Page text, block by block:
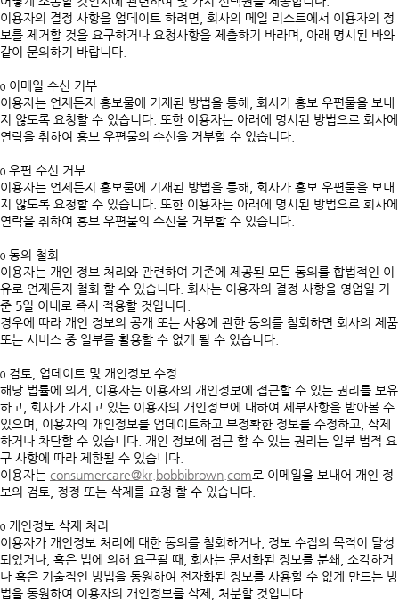
이용자의 결정 사항을 업데이트 하려면, 회사의 메일 리스트에서 이용자의 정
보를 제거할 것을 요구하거나 요청사항을 제출하기 바라며, 아래 명시된 바와
같이 문의하기 바랍니다.
ο 이메일 수신 거부
이용자는 언제든지 홍보물에 기재된 방법을 통해, 회사가 홍보 우편물을 보내
지 않도록 요청할 수 있습니다. 또한 이용자는 아래에 명시된 방법으로 회사에
연락을 취하여 홍보 우편물의 수신을 거부할 수 있습니다.
ο 우편 수신 거부
이용자는 언제든지 홍보물에 기재된 방법을 통해, 회사가 홍보 우편물을 보내
지 않도록 요청할 수 있습니다. 또한 이용자는 아래에 명시된 방법으로 회사에
연락을 취하여 홍보 우편물의 수신을 거부할 수 있습니다.
ο 동의 철회
이용자는 개인 정보 처리와 관련하여 기존에 제공된 모든 동의를 합법적인 이
유로 언제든지 철회 할 수 있습니다. 회사는 이용자의 결정 사항을 영업일 기
준 5일 이내로 즉시 적용할 것입니다.
경우에 따라 개인 정보의 공개 또는 사용에 관한 동의를 철회하면 회사의 제품
또는 서비스 중 일부를 활용할 수 없게 될 수 있습니다.
ο 검토, 업데이트 및 개인정보 수정
해당 법률에 의거, 이용자는 이용자의 개인정보에 접근할 수 있는 권리를 보유
하고, 회사가 가지고 있는 이용자의 개인정보에 대하여 세부사항을 받아볼 수
있으며, 이용자의 개인정보를 업데이트하고 부정확한 정보를 수정하고, 삭제
하거나 차단할 수 있습니다. 개인 정보에 접근 할 수 있는 권리는 일부 법적 요
구 사항에 따라 제한될 수 있습니다.
이용자는 consumercare@kr.bobbibrown.com로 이메일을 보내어 개인 정
보의 검토, 정정 또는 삭제를 요청 할 수 있습니다.
ο 개인정보 삭제 처리
이용자가 개인정보 처리에 대한 동의를 철회하거나, 정보 수집의 목적이 달성
되었거나, 혹은 법에 의해 요구될 때, 회사는 문서화된 정보를 분쇄, 소각하거
나 혹은 기술적인 방법을 동원하여 전자화된 정보를 사용할 수 없게 만드는 방
법을 동원하여 이용자의 개인정보를 삭제, 처분할 것입니다.